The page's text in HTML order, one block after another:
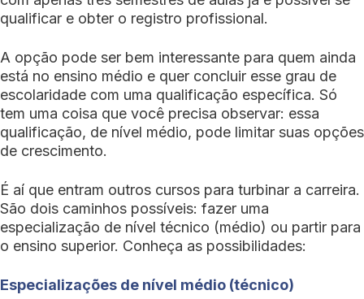
qualificar e obter o registro profissional.
A opção pode ser bem interessante para quem ainda
está no ensino médio e quer concluir esse grau de
escolaridade com uma qualificação específica. Só
tem uma coisa que você precisa observar: essa
qualificação, de nível médio, pode limitar suas opções
de crescimento.
É aí que entram outros cursos para turbinar a carreira.
São dois caminhos possíveis: fazer uma
especialização de nível técnico (médio) ou partir para
o ensino superior. Conheça as possibilidades:
Especializações de nível médio (técnico)